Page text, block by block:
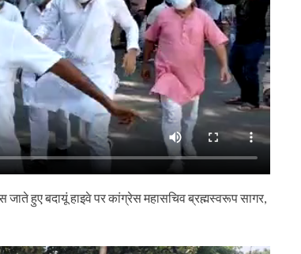
जाते हुए बदायूं हाइवे पर कांग्रेस महासचिव ब्रह्मस्वरूप सागर,